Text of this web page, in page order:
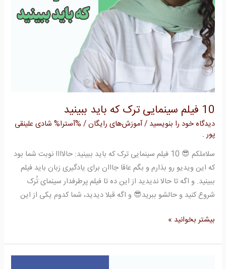
10 فیلم سینمایی ترک که باید ببینید
دیدگاه‌ خود را بنویسید /آموزش‌های رایگان/ %آسترا% شادی علینقی
پور .
سلاملکم 😎 10 فیلم سینمایی ترک که باید ببینید: حالاااا نوبت شما بود
که‌ این ویدیو رو بذارم و بگم عاقا جااان برای یادگیری زبان باید فیلم
ببینید. و اگه تا حالا ندیدید از این ده تا فیلم پرطرفدار سینمای تُرک
شروع کنید و حالشو ببرید😎 و اگه قبلا دیدید، شما کدوم یکی از این
بیشتر بخوانید »